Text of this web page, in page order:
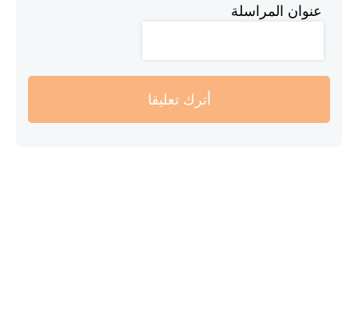
عنوان المراسلة
أترك تعليقا